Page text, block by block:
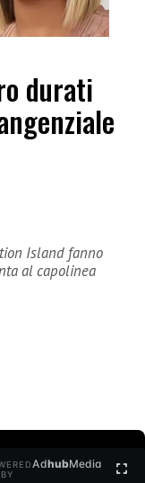
durati
Island fanno
al capolinea
BY
AdhubMedia